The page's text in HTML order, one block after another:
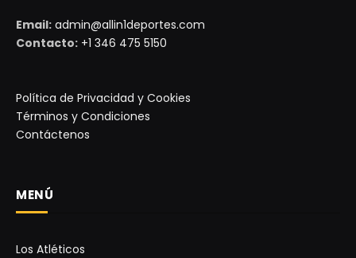
Email: admin@allin1deportes.com
Contacto: +1 346 475 5150
Política de Privacidad y Cookies
Términos y Condiciones
Contáctenos
MENÚ
Los Atléticos